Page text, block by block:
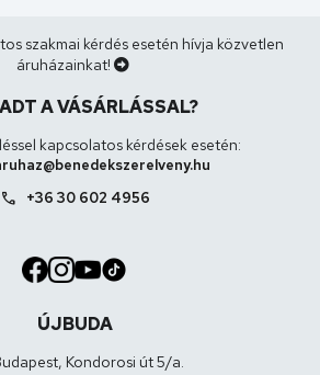
szakmai kérdés esetén hívja közvetlen
áruházainkat!
A VÁSÁRLÁSSAL?
kapcsolatos kérdések esetén:
call +36 30 602 4956
ÚJBUDA
Kondorosi út 5/a.